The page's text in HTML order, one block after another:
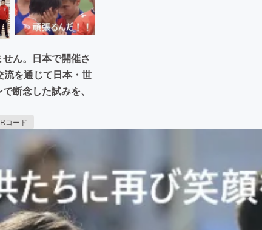
ん。日本で開催さ
を通じて日本・世
断念した試みを、
コード